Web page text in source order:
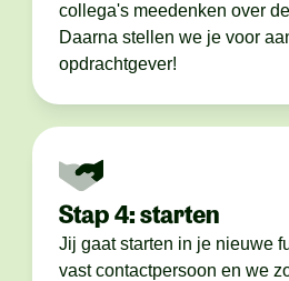
collega's meedenken over
Daarna stellen we je voor
opdrachtgever!
Stap 4: starten
Jij gaat starten in je nieuwe
vast contactpersoon en we